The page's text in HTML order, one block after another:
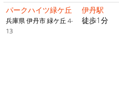
パークハイツ緑ケ丘
兵庫県 伊丹市 緑ケ丘 4-
13
伊丹駅
徒歩1分